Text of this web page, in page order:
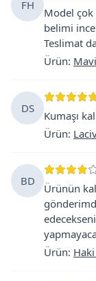
FH
Model
belimi
Teslimat da
Ürün:
DS
Kumaşı
Ürün:
BD
Ürünün
Ürün: Haki